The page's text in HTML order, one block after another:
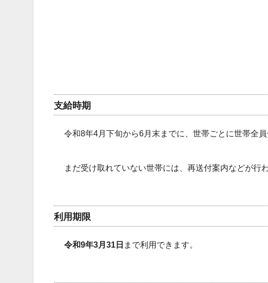
支給時期
令和8年4月下旬から6月末までに、世帯ごとに世帯全
まだ受け取れていない世帯には、再送付案内などが行
利用期限
令和9年3月31日 まで利用できます。